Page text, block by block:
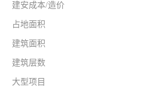
建安成本/造价
占地面积
建筑面积
建筑层数
大型项目